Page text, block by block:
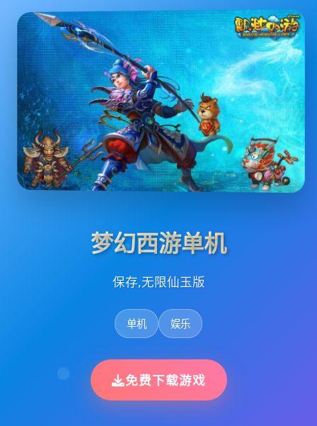
梦幻西游单机
保存,无限仙玉版
单机 娱乐
免费下载游戏